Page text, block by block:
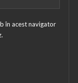
în acest navigator